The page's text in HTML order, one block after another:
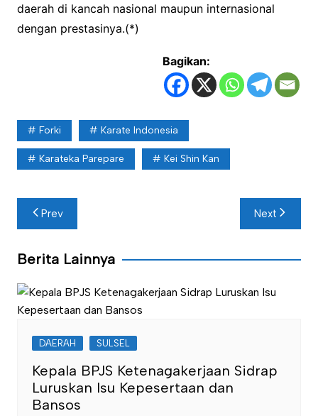
daerah di kancah nasional maupun internasional
dengan prestasinya.(*)
Bagikan:
Forki Karate Indonesia
Karateka Parepare Kei Shin Kan
Navigasi
pos
Prev Next
Berita Lainnya
DAERAH SULSEL
Kepala BPJS Ketenagakerjaan Sidrap
Luruskan Isu Kepesertaan dan
Bansos